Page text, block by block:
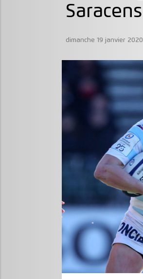
Saracens
dimanche 19 janvier 2020